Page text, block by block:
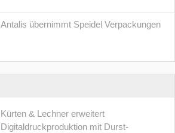
Antalis übernimmt Speidel Verpackungen
Kürten & Lechner erweitert
Digitaldruckproduktion mit Durst-